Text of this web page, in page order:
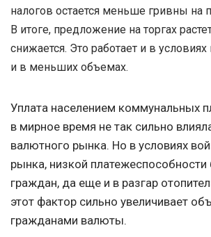
налогов остается меньше гривны на
В итоге, предложение на торгах
снижается. Это работает и в
и в меньших объемах.
Уплата населением коммунальных
в мирное время не так сильно
валютного рынка. Но в условиях
рынка, низкой
граждан, да еще и в разгар
этот фактор сильно увеличивает
гражданами валюты.